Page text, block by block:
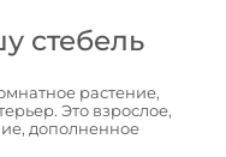
стебель
растение,
Это взрослое,
дополненное